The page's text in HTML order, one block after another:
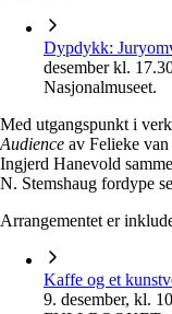
Dypdykk:
desember kl.
Nasjonalmuseet.
Med utgangspunkt i
Audience av Felieke
Ingjerd Hanevold
N. Stemshaug fordype
Arrangementet er
Kaffe og et
9. desember, kl.